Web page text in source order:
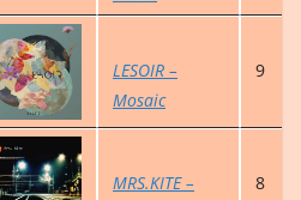
LESOIR –
Mosaic
9
MRS.KITE –
8